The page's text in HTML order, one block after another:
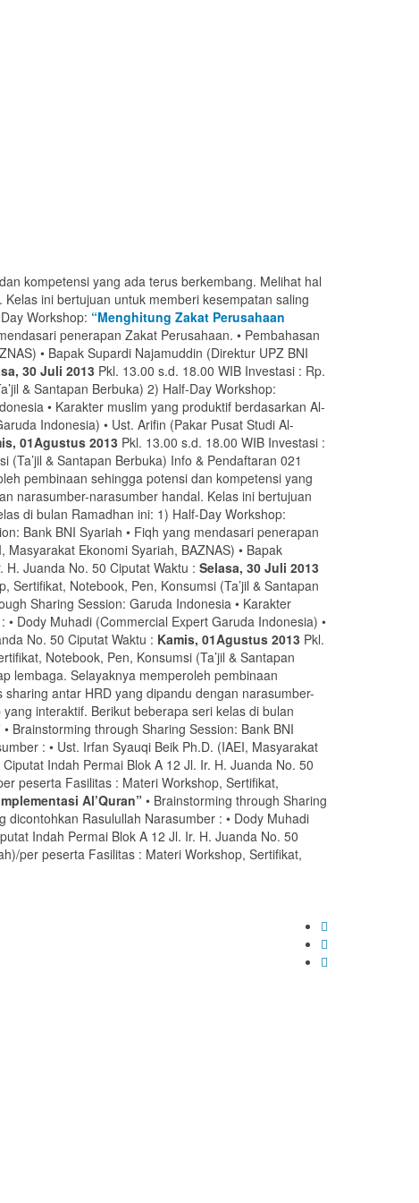
kompetensi yang ada terus berkembang. Melihat hal
ini bertujuan untuk memberi kesempatan saling
Workshop: “Menghitung Zakat Perusahaan
penerapan Zakat Perusahaan. • Pembahasan
• Bapak Supardi Najamuddin (Direktur UPZ BNI
30 Juli 2013 Pkl. 13.00 s.d. 18.00 WIB Investasi : Rp.
& Santapan Berbuka) 2) Half-Day Workshop:
• Karakter muslim yang produktif berdasarkan Al-
Indonesia) • Ust. Arifin (Pakar Pusat Studi Al-
01Agustus 2013 Pkl. 13.00 s.d. 18.00 WIB Investasi :
& Santapan Berbuka) Info & Pendaftaran 021
pembinaan sehingga potensi dan kompetensi yang
narasumber-narasumber handal. Kelas ini bertujuan
di bulan Ramadhan ini: 1) Half-Day Workshop:
Bank BNI Syariah • Fiqh yang mendasari penerapan
Ekonomi Syariah, BAZNAS) • Bapak
Juanda No. 50 Ciputat Waktu : Selasa, 30 Juli 2013
Notebook, Pen, Konsumsi (Ta’jil & Santapan
Sharing Session: Garuda Indonesia • Karakter
Dody Muhadi (Commercial Expert Garuda Indonesia) •
No. 50 Ciputat Waktu : Kamis, 01Agustus 2013 Pkl.
Notebook, Pen, Konsumsi (Ta’jil & Santapan
lembaga. Selayaknya memperoleh pembinaan
antar HRD yang dipandu dengan narasumber-
interaktif. Berikut beberapa seri kelas di bulan
• Brainstorming through Sharing Session: Bank BNI
: • Ust. Irfan Syauqi Beik Ph.D. (IAEI, Masyarakat
Indah Permai Blok A 12 Jl. Ir. H. Juanda No. 50
peserta Fasilitas : Materi Workshop, Sertifikat,
Al’Quran” • Brainstorming through Sharing
dicontohkan Rasulullah Narasumber : • Dody Muhadi
Indah Permai Blok A 12 Jl. Ir. H. Juanda No. 50
per peserta Fasilitas : Materi Workshop, Sertifikat,